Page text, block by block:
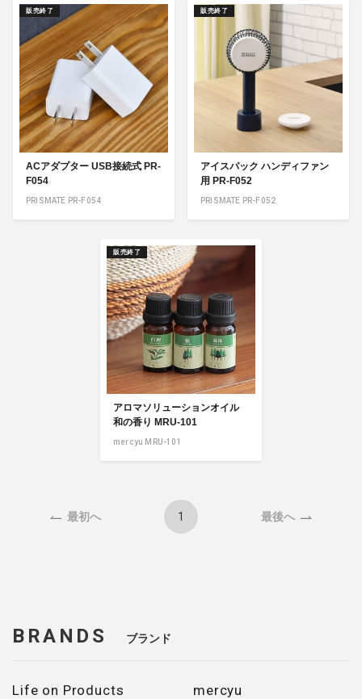
ACアダプター USB接続式 PR-
F054
PRISMATE PR-F054
販売終了
アイスパック ハンディファン
用 PR-F052
PRISMATE PR-F052
販売終了
アロマソリューションオイル
和の香り MRU-101
mercyu MRU-101
販売終了
最初へ 1 最後へ
BRANDS ブランド
Life on Products mercyu